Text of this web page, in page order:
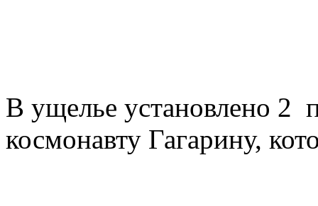
В ущелье установлено 2
космонавту Гагарину,